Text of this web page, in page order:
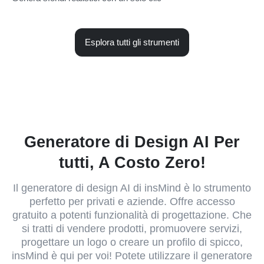
Esplora tutti gli strumenti
Generatore di Design AI Per
tutti, A Costo Zero!
Il generatore di design AI di insMind è lo strumento
perfetto per privati e aziende. Offre accesso
gratuito a potenti funzionalità di progettazione. Che
si tratti di vendere prodotti, promuovere servizi,
progettare un logo o creare un profilo di spicco,
insMind è qui per voi! Potete utilizzare il generatore